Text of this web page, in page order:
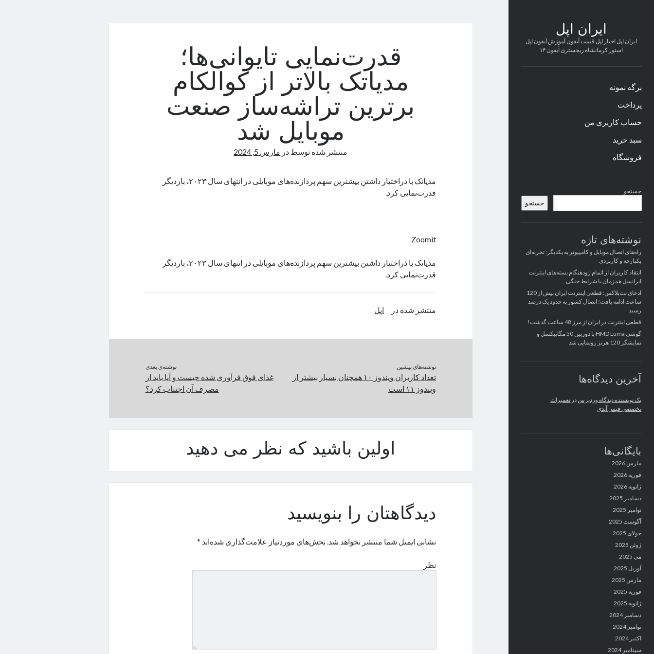
ایران اپل
ایران اپل اخبار اپل قیمت آیفون آموزش آیفون اپل
استور کرمانشاه ریجستری آیفون ۱۴
برگه نمونه
پرداخت
حساب کاربری من
سبد خرید
فروشگاه
کناری
جستجو
جستجو
نوشته‌های تازه
راه‌های اتصال موبایل و کامپیوتر به یکدیگر: تجربه‌ای
یکپارچه و کاربردی
انتقاد کاربران از اتمام زودهنگام بسته‌های اینترنت
ایرانسل همزمان با شرایط جنگی
ادعای نت‌بلاکس: قطعی اینترنت ایران بیش از 120
ساعت ادامه یافت؛ اتصال کشور به حدود یک درصد
رسید
قطعی اینترنت در ایران از مرز 48 ساعت گذشت!
گوشی HMD Luma با دوربین 50 مگاپیکسل و
نمایشگر 120 هرتز رونمایی شد
آخرین دیدگاه‌ها
یک نویسنده دیدگاه وردپرس در تعمیرات
تخصصی فیس آیدی
بایگانی‌ها
مارس 2026
فوریه 2026
ژانویه 2026
دسامبر 2025
نوامبر 2025
آگوست 2025
جولای 2025
ژوئن 2025
می 2025
آوریل 2025
مارس 2025
فوریه 2025
ژانویه 2025
دسامبر 2024
نوامبر 2024
اکتبر 2024
سپتامبر 2024
قدرت‌نمایی تایوانی‌ها؛
مدیاتک بالاتر از کوالکام
برترین تراشه‌ساز صنعت
موبایل شد
منتشر شده توسط در مارس 5, 2024
مدیاتک با در‌اختیار داشتن بیشترین سهم پردازنده‌های موبایلی در انتهای سال ۲۰۲۳، باردیگر
قدرت‌نمایی کرد.
Zoomit
مدیاتک با در‌اختیار داشتن بیشترین سهم پردازنده‌های موبایلی در انتهای سال ۲۰۲۳، باردیگر
قدرت‌نمایی کرد.
منتشر شده در اپل
نوشته‌های پیشین
تعداد کاربران ویندوز ۱۰ همچنان بسیار بیشتر از
ویندوز ۱۱ است
نوشته‌ی بعدی
غذای فوق فرآوری شده چیست و آیا باید از
مصرف آن اجتناب کرد؟
اولین باشید که نظر می دهید
دیدگاهتان را بنویسید
نشانی ایمیل شما منتشر نخواهد شد. بخش‌های موردنیاز علامت‌گذاری شده‌اند *
نظر